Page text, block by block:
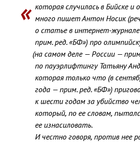
которая случилась в Бийске и
много пишет Антон Носик (
о статье в интернет-
прим. ред. «БФ») про
(на самом деле — России —
по пауэрлифтингу Татьяну
которая только что (в
года — прим. ред. «БФ»)
к шести годам за убийство
который, по ее словам,
ее изнасиловать.
И честно говоря, против нее